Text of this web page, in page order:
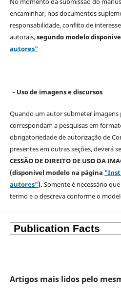
encaminhar, nos documentos
responsabilidade, conflito de
autorais,segundo modelo
autores"
- Uso de imagens e discursos
Quando um autor submeter imagens
correspondam a pesquisas em
obrigatoriedade de autorização de
presentes em outras seções, deverá
CESSÃO DE DIREITO DE USO DA
(disponível modelo na página
autores"). Somente é necessário
termo e o descrevaconforme o
Artigos mais lidos pelo